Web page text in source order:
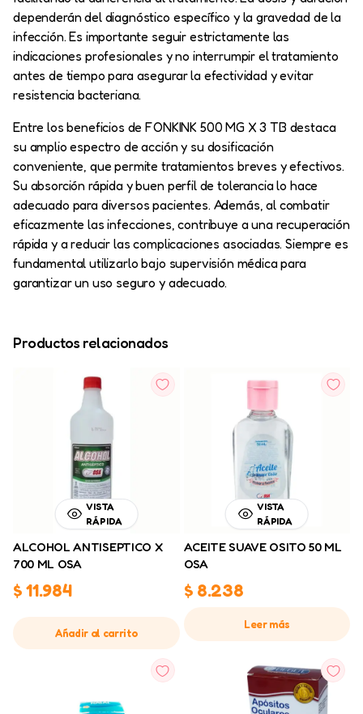
dependerán del diagnóstico específico y la gravedad de la
infección. Es importante seguir estrictamente las
indicaciones profesionales y no interrumpir el tratamiento
antes de tiempo para asegurar la efectividad y evitar
resistencia bacteriana.
Entre los beneficios de FONKINK 500 MG X 3 TB destaca
su amplio espectro de acción y su dosificación
conveniente, que permite tratamientos breves y efectivos.
Su absorción rápida y buen perfil de tolerancia lo hace
adecuado para diversos pacientes. Además, al combatir
eficazmente las infecciones, contribuye a una recuperación
rápida y a reducir las complicaciones asociadas. Siempre es
fundamental utilizarlo bajo supervisión médica para
garantizar un uso seguro y adecuado.
Productos relacionados
VISTA
RÁPIDA
ALCOHOL ANTISEPTICO X
700 ML OSA
$11.984
Añadir al carrito
VISTA
RÁPIDA
ACEITE SUAVE OSITO 50 ML
OSA
$ 8.238
Leer más